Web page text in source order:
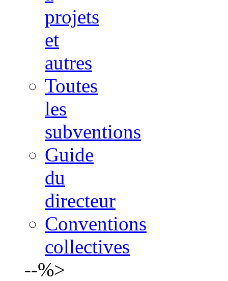
projets
et
autres
Toutes
les
subventions
Guide
du
directeur
Conventions
collectives
--%>